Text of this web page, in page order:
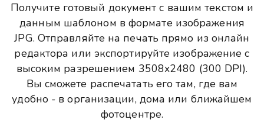
Получите готовый документ с вашим текстом и
данным шаблоном в формате изображения
JPG. Отправляйте на печать прямо из онлайн
редактора или экспортируйте изображение с
высоким разрешением 3508x2480 (300 DPI).
Вы сможете распечатать его там, где вам
удобно - в организации, дома или ближайшем
фотоцентре.